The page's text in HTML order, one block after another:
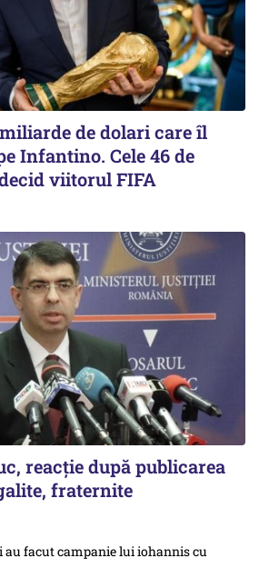
de dolari care îl
Infantino. Cele 46 de
viitorul FIFA
reacţie după publicarea
fraternite